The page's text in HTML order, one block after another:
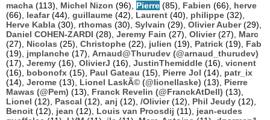
macha (113), Michel Nizon (96), Pierre (85), Fabien (66), herve
(66), leafar(44), guillaume (42), Laurent (40), philippe (32),
Herve Kabla (30), rthomas (30), Sylvain (29), Olivier Auber(29),
Daniel COHEN-ZARDI (28), Jeremy Fain (27), Olivier(27), Marc
(27), Nicolas (25), Christophe (22), julien (19), Patrick (19), Fab
(19), jmplanche (17), Arnaud@Thurudev (@arnaud_thurudev)
(17), Jeremy (16), OlivierJ (16), JustinThemiddle (16), vicnent
(16), bobonofx (15), Paul Gateau (15), Pierre Jol (14), patr_ix
(14), Jerome (13), Lionel LaskÃ© (@lionellaske) (13), Pierre
Mawas (@Pem) (13), Franck Revelin (@FranckAtDell) (13),
Lionel (12), Pascal (12), anj (12), /Olivier(12), Phil Jeudy (12),
Benoit (12), jean (12), Louis van Proosdij (11), jean-eudes